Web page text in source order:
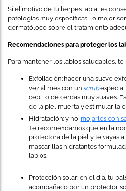
Si el motivo de tu herpes labial es
patologías muy específicas, lo mejor
dermatólogo sobre el tratamiento
Recomendaciones para proteger los
Para mantener los labios saludables,
Exfoliación: hacer una suave
vez al mes con un scrubespecial
cepillo de cerdas muy suaves.
de la piel muerta y estimular la
Hidratación: y no, mojarlos con
Te recomendamos que en la
protectora de la piel y te vayas
mascarillas hidratantes
labios.
Protección solar: en el día, tu
acompañado por un protector